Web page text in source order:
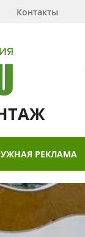
Контакты
РЕКЛАМА